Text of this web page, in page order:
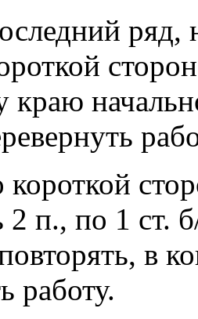
ряд,
краю
2 п., по 1 ст.
в
работу.